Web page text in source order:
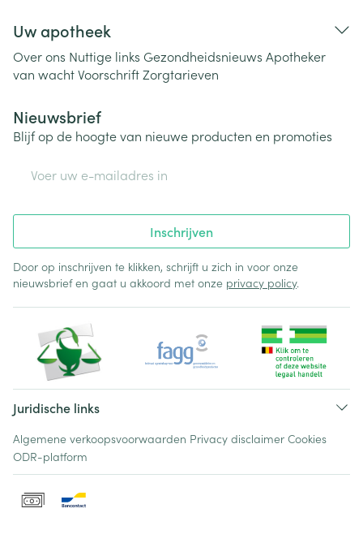
Uw apotheek
Over ons Nuttige links Gezondheidsnieuws Apotheker
van wachtVoorschriftZorgtarieven
Nieuwsbrief
Blijf op de hoogte van nieuwe producten en promoties
Inschrijven
Door op inschrijven te klikken, schrijft u zich in voor onze
nieuwsbrief en gaat u akkoord met onze privacy policy.
Juridische links
Algemene verkoopsvoorwaarden Privacy disclaimer Cookies
ODR-platform